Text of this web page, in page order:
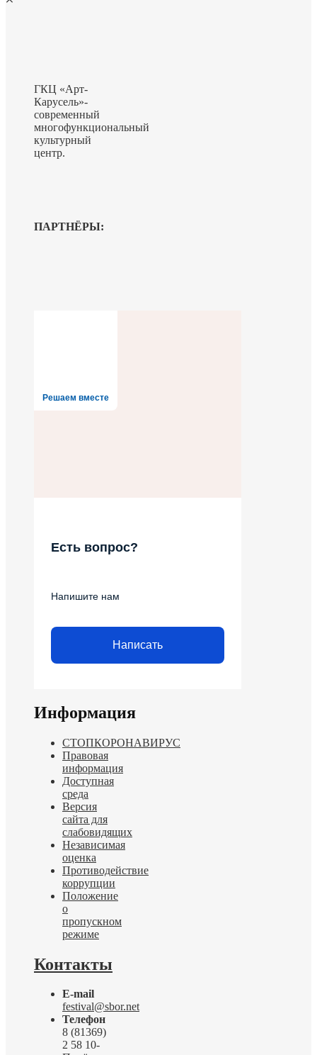
ГКЦ «Арт-
Карусель»-
современный
многофункциональный
культурный
центр.
ПАРТНЁРЫ:
Решаем вместе
Есть вопрос?
Напишите нам
Написать
Информация
СТОПКОРОНАВИРУС
Правовая
информация
Доступная
среда
Версия
сайта для
слабовидящих
Независимая
оценка
Противодействие
коррупции
Положение
о
пропускном
режиме
Контакты
E-mail
festival@sbor.net
Телефон
8 (81369)
2 58 10-